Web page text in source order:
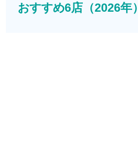
おすすめ6店（2026年）